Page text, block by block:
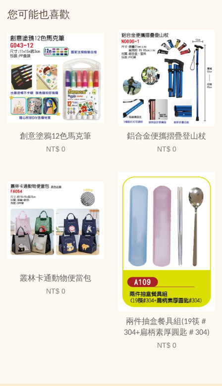
您可能也喜歡
創意塗鴉12色馬克筆
NT$ 0
鋁合金便攜摺疊登山杖
NT$ 0
叢林卡通動物便當包
NT$ 0
兩件抽盒餐具組(19筷＃
304+扁柄素厚圓匙＃304)
NT$ 0